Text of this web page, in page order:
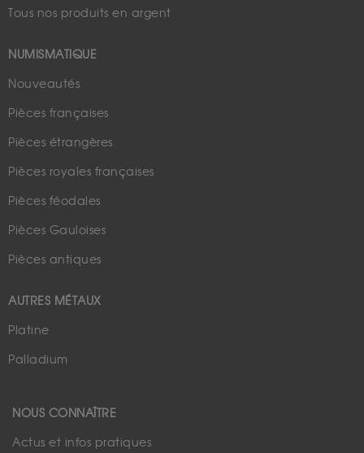
Tous nos produits en argent
NUMISMATIQUE
Nouveautés
Pièces françaises
Pièces étrangères
Pièces royales françaises
Pièces féodales
Pièces Gauloises
Pièces antiques
AUTRES MÉTAUX
Platine
Palladium
NOUS CONNAÎTRE
Actus et infos pratiques